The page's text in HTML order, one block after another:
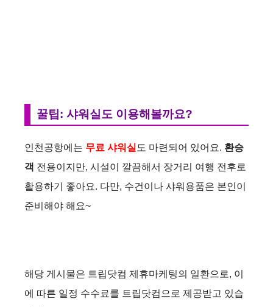
꿀팁: 샤워실도 이용해볼까요?
인천공항에는 무료 샤워실 도 마련되어 있어요. 환승
객 전용이지만, 시설이 깔끔해서 장거리 여행 전후로
활용하기 좋아요. 다만, 수건이나 샤워용품은 본인이
준비해야 해요~
해당 게시물은 트립닷컴 제휴마케팅의 일환으로, 이
에 따른 일정 수수료를 트립닷컴으로 제공받고 있습